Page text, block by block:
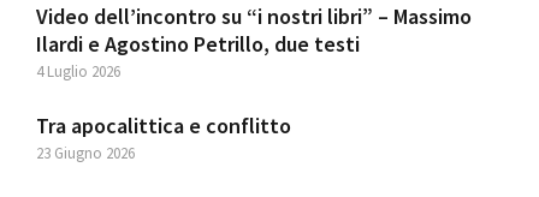
Video dell’incontro su “i nostri libri” – Massimo
Ilardi e Agostino Petrillo, due testi
4 Luglio 2026
Tra apocalittica e conflitto
23 Giugno 2026